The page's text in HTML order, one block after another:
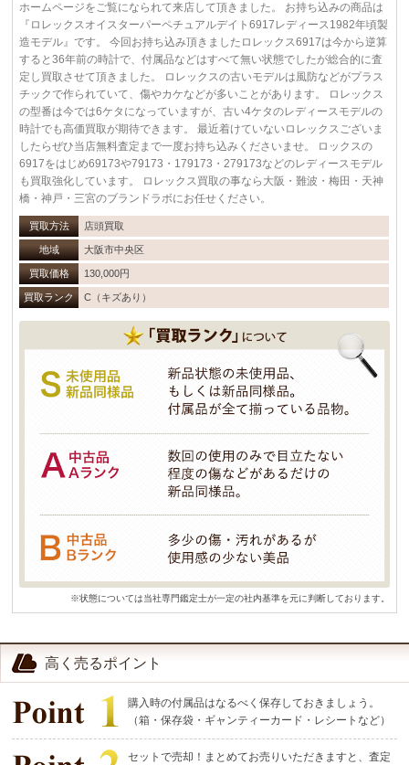
ホームページをご覧になられて来店して頂きました。 お持ち込みの商品は
『ロレックスオイスターパーペチュアルデイト6917レディース1982年頃製
造モデル』です。 今回お持ち込み頂きましたロレックス6917は今から逆算
すると36年前の時計で、付属品などはすべて無い状態でしたが総合的に査
定し買取させて頂きました。 ロレックスの古いモデルは風防などがプラス
チックで作られていて、傷やカケなどが多いことがあります。 ロレックス
の型番は今では6ケタになっていますが、古い4ケタのレディースモデルの
時計でも高価買取が期待できます。 最近着けていないロレックスございま
したらぜひ当店無料査定まで一度お持ち込みくださいませ。 ロックスの
6917をはじめ69173や79173・179173・279173などのレディースモデル
も買取強化しています。 ロレックス買取の事なら大阪・難波・梅田・天神
橋・神戸・三宮のブランドラボにお任せください。
買取方法 店頭買取
地域 大阪市中央区
買取価格 130,000円
買取ランク C（キズあり）
※状態については当社専門鑑定士が一定の社内基準を元に判断しております。
高く売るポイント
購入時の付属品はなるべく保存しておきましょう。
（箱・保存袋・ギャンティーカード・レシートなど）
セットで売却！まとめてお売りいただきますと、査定